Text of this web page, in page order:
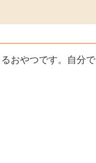
おやつです。自分で